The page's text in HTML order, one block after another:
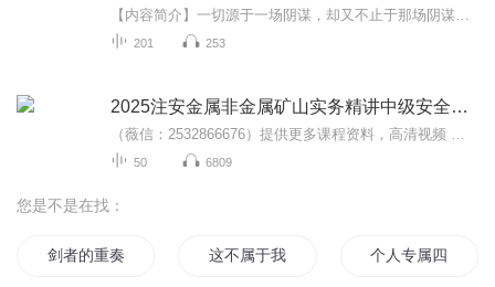
201 253
2025注安金属非金属矿山实务精讲中级安全工程师刘
50 6809
您是不是在找：
剑者的重奏 这不属于我 个人专属四重奏